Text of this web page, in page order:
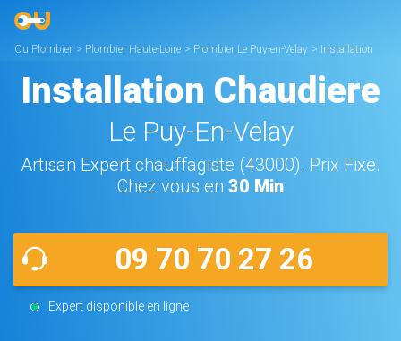
Ou Plombier > Plombier Haute-Loire > Plombier Le Puy-en-Velay > Installation
Installation Chaudiere
Le Puy-En-Velay
Artisan Expert chauffagiste (43000). Prix Fixe.
Chez vous en 30 Min
09 70 70 27 26
Expert disponible en ligne